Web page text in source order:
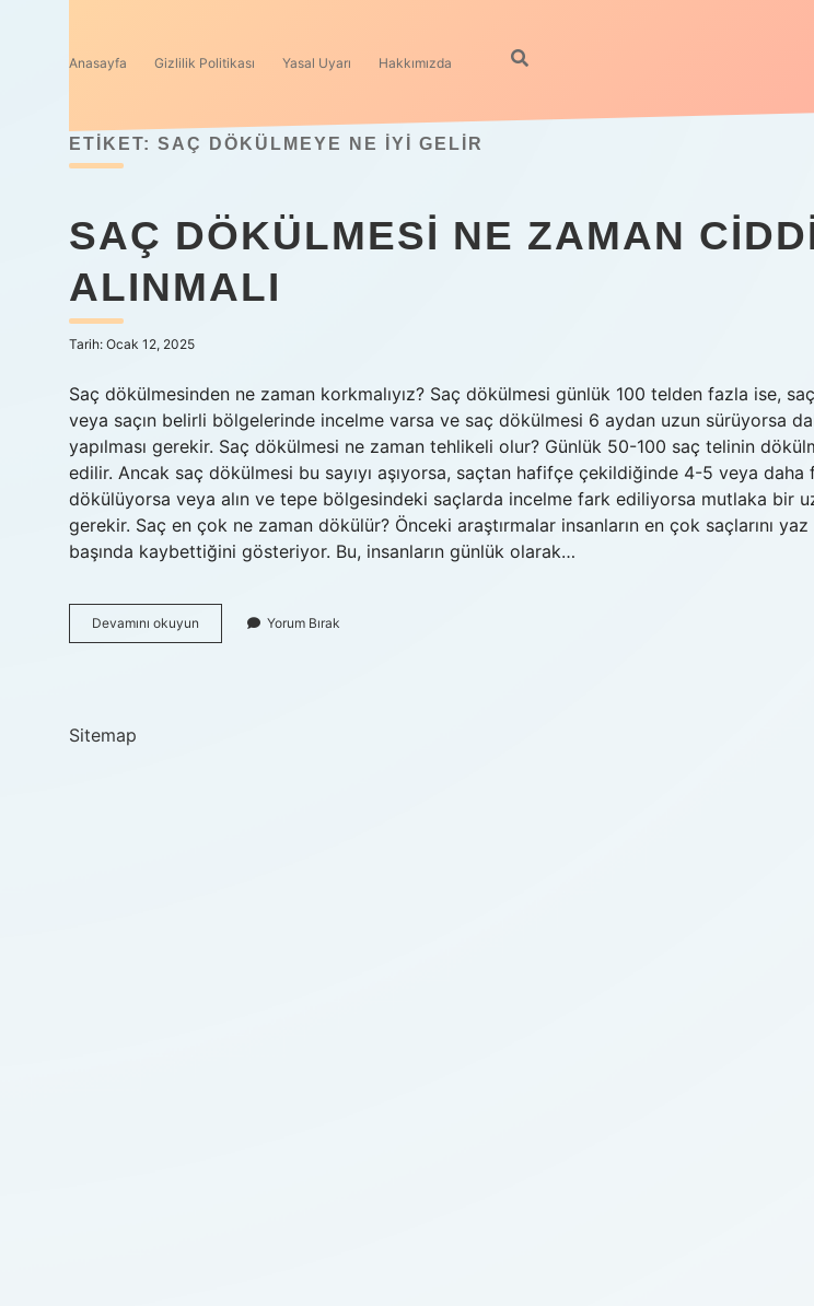
Anasayfa Gizlilik Politikası Yasal Uyarı Hakkımızda
ETIKET: SAÇ DÖKÜLMEYE NE IYI GELIR
SAÇ DÖKÜLMESI NE ZAMAN
ALINMALI
Tarih: Ocak 12, 2025
Saç dökülmesinden ne zaman korkmalıyız? Saç dökülmesi günlük 100 telden fazla ise,
veya saçın belirli bölgelerinde incelme varsa ve saç dökülmesi 6 aydan uzun sürüyorsa
yapılması gerekir. Saç dökülmesi ne zaman tehlikeli olur? Günlük 50-100 saç telinin
edilir. Ancak saç dökülmesi bu sayıyı aşıyorsa, saçtan hafifçe çekildiğinde 4-5 veya daha
dökülüyorsa veya alın ve tepe bölgesindeki saçlarda incelme fark ediliyorsa mutlaka bir
gerekir. Saç en çok ne zaman dökülür? Önceki araştırmalar insanların en çok saçlarını
başında kaybettiğini gösteriyor. Bu, insanların günlük olarak…
Devamını okuyun
Dökülmesi
Yorum Bırak
Sitemap